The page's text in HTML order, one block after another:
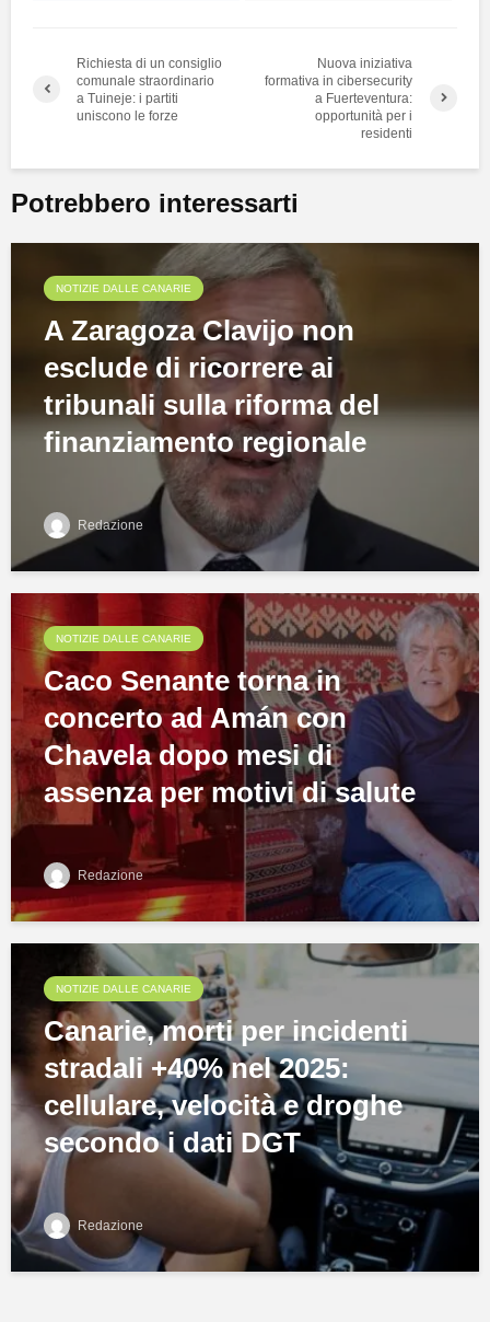
Richiesta di un consiglio
comunale straordinario
a Tuineje: i partiti
uniscono le forze
Nuova iniziativa
formativa in cibersecurity
a Fuerteventura:
opportunità per i
residenti
Potrebbero interessarti
NOTIZIE DALLE CANARIE
A Zaragoza Clavijo non
esclude di ricorrere ai
tribunali sulla riforma del
finanziamento regionale
Redazione
NOTIZIE DALLE CANARIE
Caco Senante torna in
concerto ad Amán con
Chavela dopo mesi di
assenza per motivi di salute
Redazione
NOTIZIE DALLE CANARIE
Canarie, morti per incidenti
stradali +40% nel 2025:
cellulare, velocità e droghe
secondo i dati DGT
Redazione